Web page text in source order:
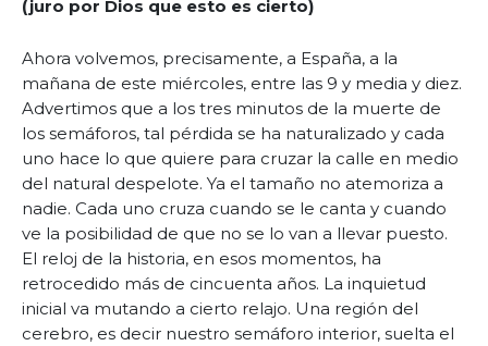
(juro por Dios que esto es cierto)
Ahora volvemos, precisamente, a España, a la
mañana de este miércoles, entre las 9 y media y diez.
Advertimos que a los tres minutos de la muerte de
los semáforos, tal pérdida se ha naturalizado y cada
uno hace lo que quiere para cruzar la calle en medio
del natural despelote. Ya el tamaño no atemoriza a
nadie. Cada uno cruza cuando se le canta y cuando
ve la posibilidad de que no se lo van a llevar puesto.
El reloj de la historia, en esos momentos, ha
retrocedido más de cincuenta años. La inquietud
inicial va mutando a cierto relajo. Una región del
cerebro, es decir nuestro semáforo interior, suelta el